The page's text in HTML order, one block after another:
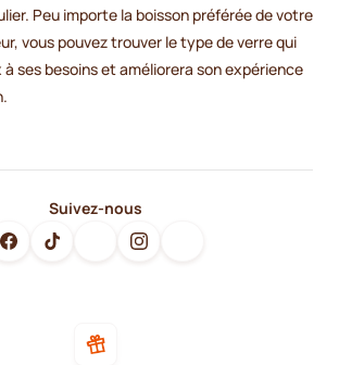
Peu importe la boisson préférée de votre
vous pouvez trouver le type de verre qui
à ses besoins et améliorera son expérience
Suivez-nous